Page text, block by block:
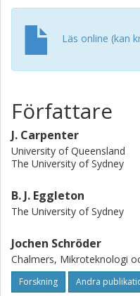
Läs online (kan
Författare
J. Carpenter
University of Queensland
The University of Sydney
B. J. Eggleton
The University of Sydney
Jochen Schröder
Chalmers, Mikroteknologi
Forskning Andra